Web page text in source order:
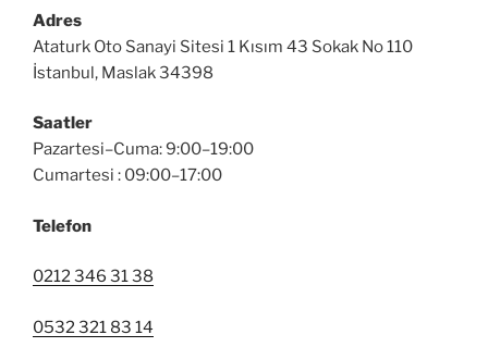
Adres
Ataturk Oto Sanayi Sitesi 1 Kısım 43 Sokak No 110
İstanbul, Maslak 34398
Saatler
Pazartesi–Cuma: 9:00–19:00
Cumartesi : 09:00–17:00
Telefon
0212 346 31 38
0532 321 83 14